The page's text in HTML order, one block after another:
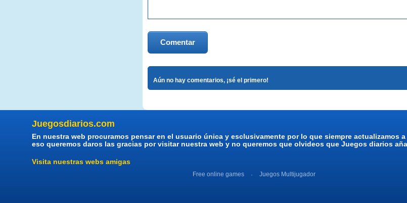
Comentar
Aún no hay comentarios, ¡sé el primero!
Juegosdiarios.com
En nuestra web procuramos pensar en el usuario única y esclusivamente por lo que siempre
eso queremos daros las gracias por visitar nuestra web y no queremos que olvideos que Juegos diarios
Visita nuestras webs amigas
Free online games Juegos Multijugador